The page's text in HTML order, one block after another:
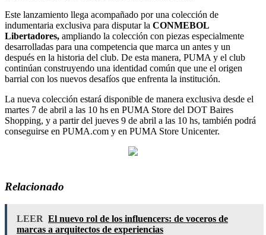
Este lanzamiento llega acompañado por una colección de
indumentaria exclusiva para disputar la CONMEBOL
Libertadores, ampliando la colección con piezas especialmente
desarrolladas para una competencia que marca un antes y un
después en la historia del club. De esta manera, PUMA y el club
continúan construyendo una identidad común que une el origen
barrial con los nuevos desafíos que enfrenta la institución.
La nueva colección estará disponible de manera exclusiva desde el
martes 7 de abril a las 10 hs en PUMA Store del DOT Baires
Shopping, y a partir del jueves 9 de abril a las 10 hs, también podrá
conseguirse en PUMA.com y en PUMA Store Unicenter.
Relacionado
LEER El nuevo rol de los influencers: de voceros de
marcas a arquitectos de experiencias